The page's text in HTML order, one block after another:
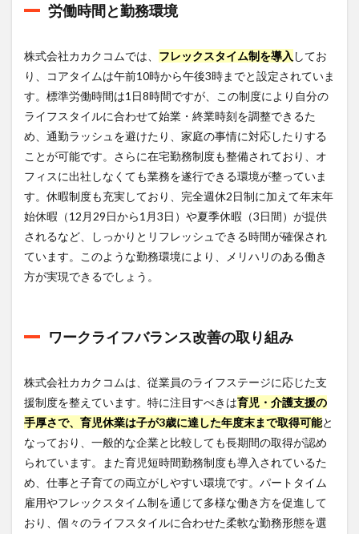
労働時間と勤務環境
株式会社カカクコムでは、 フレックスタイム制を導入 してお
り、コアタイムは午前10時から午後3時までと設定されていま
す。標準労働時間は1日8時間ですが、この制度により自分の
ライフスタイルに合わせて始業・終業時刻を調整できるた
め、通勤ラッシュを避けたり、家庭の事情に対応したりする
ことが可能です。さらに在宅勤務制度も整備されており、オ
フィスに出社しなくても業務を遂行できる環境が整っていま
す。休暇制度も充実しており、完全週休2日制に加えて年末年
始休暇（12月29日から1月3日）や夏季休暇（3日間）が提供
されるなど、しっかりとリフレッシュできる時間が確保され
ています。このような勤務環境により、メリハリのある働き
方が実現できるでしょう。
ワークライフバランス改善の取り組み
株式会社カカクコムは、従業員のライフステージに応じた支
援制度を整えています。特に注目すべきは育児・介護支援の
手厚さで、育児休業は子が3歳に達した年度末まで取得可能と
なっており、一般的な企業と比較しても長期間の取得が認め
られています。また育児短時間勤務制度も導入されているた
め、仕事と子育ての両立がしやすい環境です。パートタイム
雇用やフレックスタイム制を通じて多様な働き方を促進して
おり、個々のライフスタイルに合わせた柔軟な勤務形態を選